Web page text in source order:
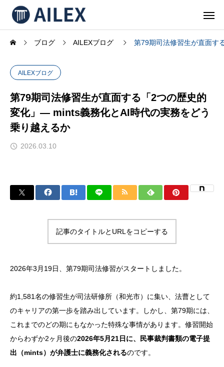
ブログ AILEXブログ 第79期司法修習生が直面す
AILEXブログ
第79期司法修習生が直面する「2つの歴史的
変化」— mints義務化とAI時代の実務をどう
乗り越えるか
2026.03.10
記事のタイトルとURLをコピーする
2026年3月19日、第79期司法修習がスタートしました。
約1,581名の修習生が司法研修所（和光市）に集い、法曹として
のキャリアの第一歩を踏み出しています。しかし、第79期には、
これまでのどの期にもなかった特殊な事情があります。修習開始
からわずか2ヶ月後の2026年5月21日に、民事裁判書類の電子提
出（mints）が弁護士に義務化されるのです。